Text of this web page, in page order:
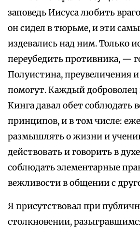
заповедь Иисуса любить
он сидел в тюрьме, и эти
издевались над ним. Только
переубедить противника, —
Полуистина, преувеличения
помогут. Каждый доброволец
Кинга давал обет соблюдать
принципов, и в том числе:
размышлять о жизни и
действовать и говорить в
соблюдать элементарные
вежливости в общении с
Я присутствовал при
столкновении,